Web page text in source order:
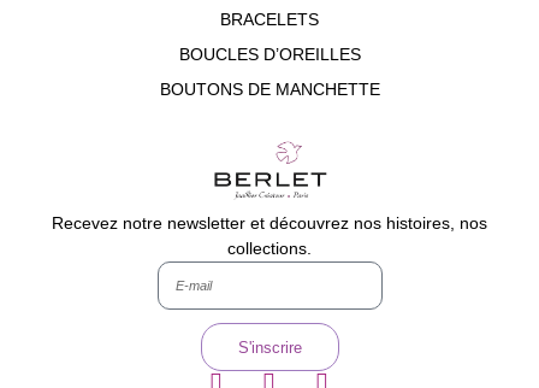
Recevez notre newsletter et découvrez nos histoires, nos
collections.
S'inscrire
BRACELETS
BOUCLES D’OREILLES
BOUTONS DE MANCHETTE